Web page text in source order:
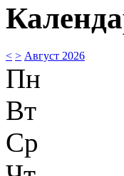
< > Август 2026
Пн
Вт
Ср